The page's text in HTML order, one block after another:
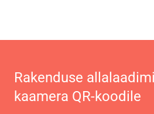
Rakenduse
kaamera QR-koodile